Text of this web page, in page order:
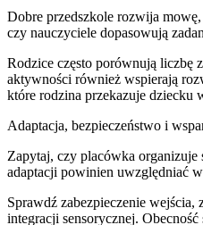
Dobre przedszkole rozwija mowę,
czy nauczyciele dopasowują
Rodzice często porównują liczbę
aktywności również wspierają
które rodzina przekazuje
Adaptacja, bezpieczeństwo i
Zapytaj, czy placówka organizuje
adaptacji powinien uwzględniać
Sprawdź zabezpieczenie
integracji sensorycznej.